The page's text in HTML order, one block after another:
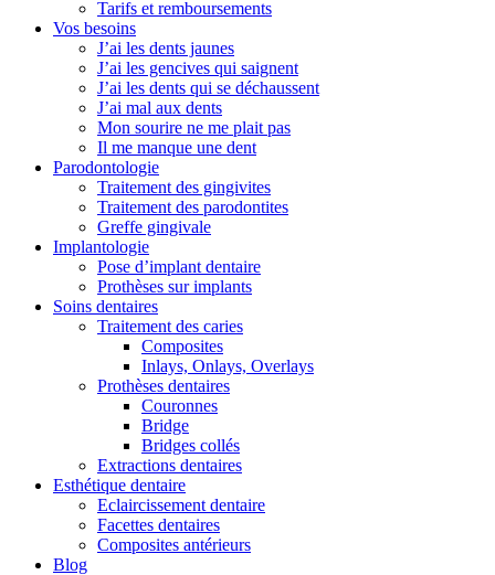
Tarifs et remboursements
Vos besoins
J’ai les dents jaunes
J’ai les gencives qui saignent
J’ai les dents qui se déchaussent
J’ai mal aux dents
Mon sourire ne me plait pas
Il me manque une dent
Parodontologie
Traitement des gingivites
Traitement des parodontites
Greffe gingivale
Implantologie
Pose d’implant dentaire
Prothèses sur implants
Soins dentaires
Traitement des caries
Composites
Inlays, Onlays, Overlays
Prothèses dentaires
Couronnes
Bridge
Bridges collés
Extractions dentaires
Esthétique dentaire
Eclaircissement dentaire
Facettes dentaires
Composites antérieurs
Blog